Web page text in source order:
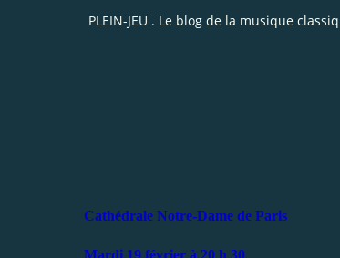
PLEIN-JEU . Le blog de la musique
Cathédrale Notre-Dame de Paris
Mardi 19 février à 20 h 30